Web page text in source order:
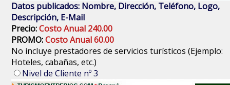
Datos publicados: Nombre, Dirección, Teléfono, Logo,
Descripción, E-Mail
Precio:Costo Anual 240.00
PROMO:Costo Anual 60.00
No incluye prestadores de servicios turísticos (Ejemplo:
Hoteles, cabañas, etc.)
Nivel de Cliente nº 3